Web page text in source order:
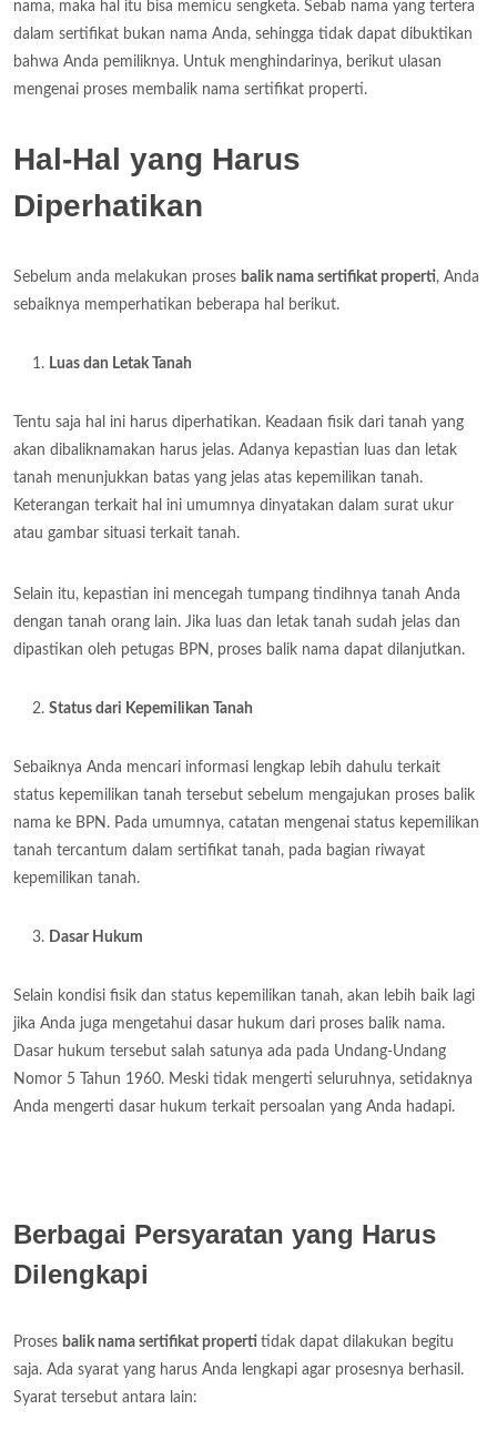
nama, maka hal itu bisa memicu sengketa. Sebab nama yang tertera
dalam sertifikat bukan nama Anda, sehingga tidak dapat dibuktikan
bahwa Anda pemiliknya. Untuk menghindarinya, berikut ulasan
mengenai proses membalik nama sertifikat properti.
Hal-Hal yang Harus
Diperhatikan
Sebelum anda melakukan proses balik nama sertifikat properti, Anda
sebaiknya memperhatikan beberapa hal berikut.
Luas dan Letak Tanah
Tentu saja hal ini harus diperhatikan. Keadaan fisik dari tanah yang
akan dibaliknamakan harus jelas. Adanya kepastian luas dan letak
tanah menunjukkan batas yang jelas atas kepemilikan tanah.
Keterangan terkait hal ini umumnya dinyatakan dalam surat ukur
atau gambar situasi terkait tanah.
Selain itu, kepastian ini mencegah tumpang tindihnya tanah Anda
dengan tanah orang lain. Jika luas dan letak tanah sudah jelas dan
dipastikan oleh petugas BPN, proses balik nama dapat dilanjutkan.
Status dari Kepemilikan Tanah
Sebaiknya Anda mencari informasi lengkap lebih dahulu terkait
status kepemilikan tanah tersebut sebelum mengajukan proses balik
nama ke BPN. Pada umumnya, catatan mengenai status kepemilikan
tanah tercantum dalam sertifikat tanah, pada bagian riwayat
kepemilikan tanah.
Dasar Hukum
Selain kondisi fisik dan status kepemilikan tanah, akan lebih baik lagi
jika Anda juga mengetahui dasar hukum dari proses balik nama.
Dasar hukum tersebut salah satunya ada pada Undang-Undang
Nomor 5 Tahun 1960. Meski tidak mengerti seluruhnya, setidaknya
Anda mengerti dasar hukum terkait persoalan yang Anda hadapi.
Berbagai Persyaratan yang Harus
Dilengkapi
Proses balik nama sertifikat properti tidak dapat dilakukan begitu
saja. Ada syarat yang harus Anda lengkapi agar prosesnya berhasil.
Syarat tersebut antara lain: